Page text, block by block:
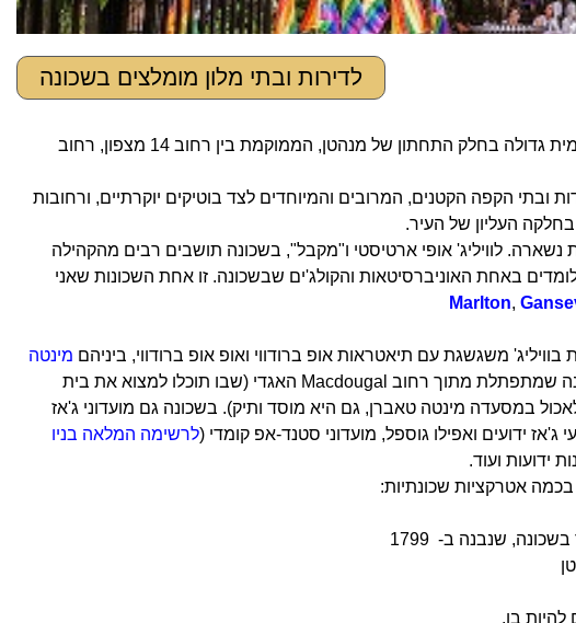
לדירות ובתי מלון מומלצים בשכונה
Greenwich Village – גריניג וויליג, או בקצרה הוויליג', היא שכונה בוהמית גדולה בחלק התחתון של מנהטן, הממוקמת בין רחוב 14 מצפון, רחוב
ובתי הקפה הקטנים, המרובים והמיוחדים לצד בוטיקים יוקרתיים, ורחובות
העליון של העיר.
לוויליג' אופי ארטיסטי ו"מקבל", בשכונה תושבים רבים מהקהילה
באחת האוניברסיטאות והקולג'ים שבשכונה. זו אחת השכונות שאני
Marlton,
משגשגת עם תיאטראות אופ ברודווי ואופ אופ ברודווי, ביניהם מינטה
– תיאטרון מדליק עם הופעות מיוחדות, השוכן בסימטה קטנה שמתפתלת מתוך רחוב Macdougal האגדי (שבו תוכלו למצוא את בית
במסעדה מינטה טאברן, גם היא מוסד ותיק). בשכונה גם מועדוני ג'אז
ג'אז ידועים ואפילו גוספל, מועדוני סטנד-אפ קומדי (לרשימה המלאה בניו
ידועות ועוד.